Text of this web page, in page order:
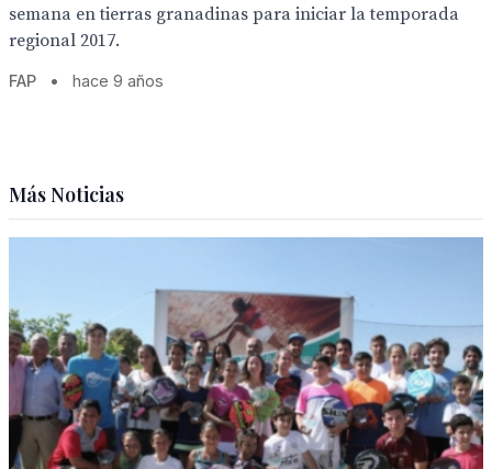
semana en tierras granadinas para iniciar la temporada
regional 2017.
FAP • hace 9 años
Más Noticias